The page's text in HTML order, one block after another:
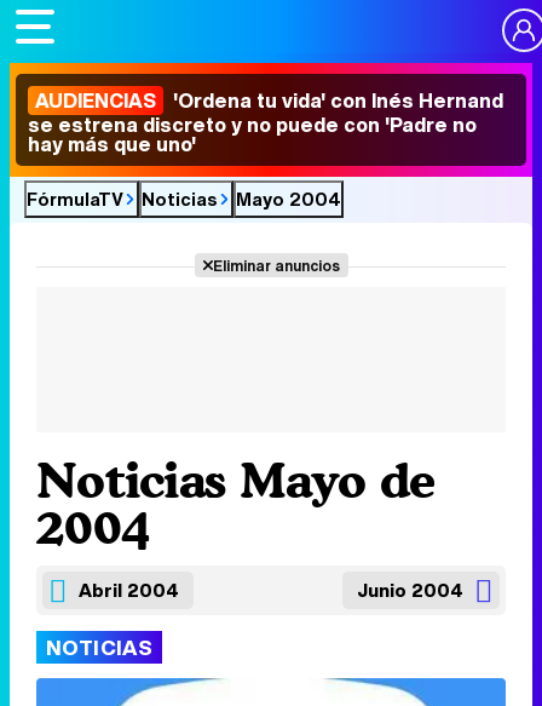
AUDIENCIAS 'Ordena tu vida' con Inés Hernand
se estrena discreto y no puede con 'Padre no
hay más que uno'
FórmulaTV Noticias Mayo 2004
Eliminar anuncios
Noticias Mayo de
2004
Abril 2004 Junio 2004
NOTICIAS